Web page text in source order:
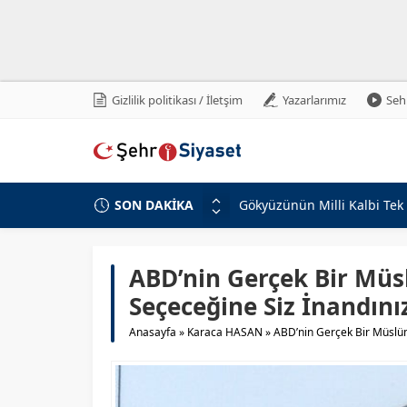
Gizlilik politikası / İletşim Yazarlarımız
SON DAKİKA
Cumhurbaşkanı
Yerli Sığınak Delici TOLUN
Mekke Ortak Savunma
Ahbap Derneği’ne Kayyum
Kuşadası Belediyesi
Mekke Ortak Savunma
FETÖ Suikast Girişiminde
ABD’nin Gerçek Bir
Seçeceğine Siz
Anasayfa » Karaca HASAN »ABD’nin Gerçek Bir